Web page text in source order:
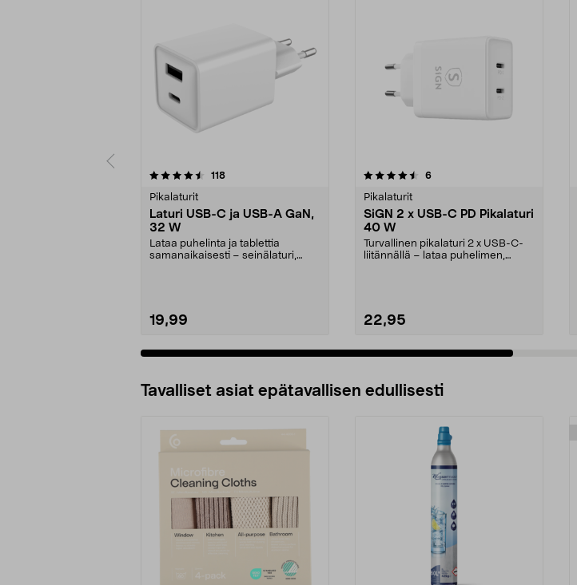
118arvostelut
Pikalaturit
Laturi USB-C ja USB-A GaN,
32 W
Lataa puhelinta ja tablettia
samanaikaisesti – seinälaturi,
19,99
4.5 viidestä
6arvostelut
Pikalaturit
SiGN 2 x USB-C PD Pikalaturi
40 W
Turvallinen pikalaturi 2 x USB-C-
liitännällä – lataa puhelimen,
22,95
4.5 viidestä
Tavalliset asiat epätavallisen edullisesti